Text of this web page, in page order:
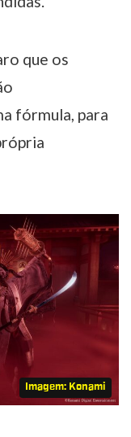
que os
fórmula, para
Imagem: Konami